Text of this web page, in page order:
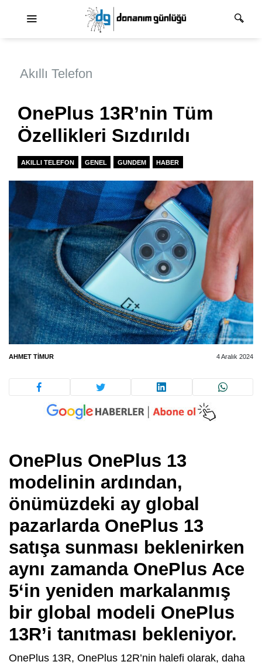
Akıllı Telefon
OnePlus 13R’nin Tüm
Özellikleri Sızdırıldı
AKILLI TELEFON GENEL GUNDEM HABER
AHMET TIMUR 4 Aralık 2024
OnePlus OnePlus 13
modelinin ardından,
önümüzdeki ay global
pazarlarda OnePlus 13
satışa sunması beklenirken
aynı zamanda OnePlus Ace
5‘in yeniden markalanmış
bir global modeli OnePlus
13R’i tanıtması bekleniyor.
OnePlus 13R, OnePlus 12R’nin halefi olarak, daha